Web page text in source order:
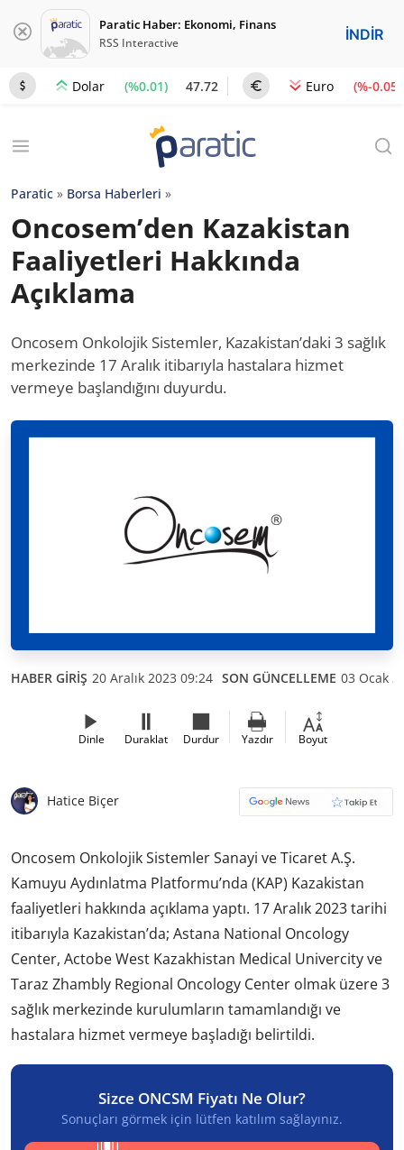
Paratic Haber: Ekonomi, Finans
RSS Interactive İNDİR
Dolar (%0.01) 47.72 Euro (%-0.05)
Paratic » Borsa Haberleri »
Oncosem’den Kazakistan
Faaliyetleri Hakkında
Açıklama
Oncosem Onkolojik Sistemler, Kazakistan’daki 3 sağlık
merkezinde 17 Aralık itibarıyla hastalara hizmet
vermeye başlandığını duyurdu.
HABER GİRİŞ 20 Aralık 2023 09:24 SON GÜNCELLEME 03 Ocak
Dinle Duraklat Durdur Yazdır Boyut
Hatice Biçer
Oncosem Onkolojik Sistemler Sanayi ve Ticaret A.Ş.
Kamuyu Aydınlatma Platformu’nda (KAP) Kazakistan
faaliyetleri hakkında açıklama yaptı. 17 Aralık 2023 tarihi
itibarıyla Kazakistan’da; Astana National Oncology
Center, Actobe West Kazakhistan Medical Univercity ve
Taraz Zhambly Regional Oncology Center olmak üzere 3
sağlık merkezinde kurulumların tamamlandığı ve
hastalara hizmet vermeye başladığı belirtildi.
Sizce ONCSM Fiyatı Ne Olur?
Sonuçları görmek için lütfen katılım sağlayınız.